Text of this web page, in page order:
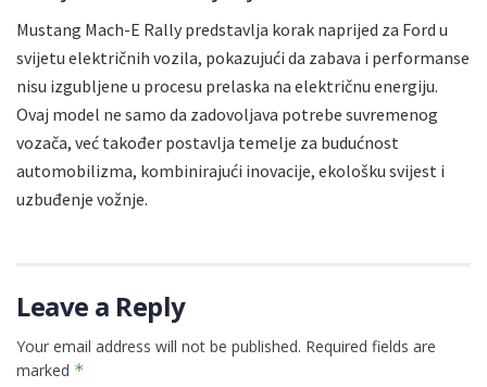
Mustang Mach-E Rally predstavlja korak naprijed za Ford u
svijetu električnih vozila, pokazujući da zabava i performanse
nisu izgubljene u procesu prelaska na električnu energiju.
Ovaj model ne samo da zadovoljava potrebe suvremenog
vozača, već također postavlja temelje za budućnost
automobilizma, kombinirajući inovacije, ekološku svijest i
uzbuđenje vožnje.
Leave a Reply
Your email address will not be published. Required fields are
marked *